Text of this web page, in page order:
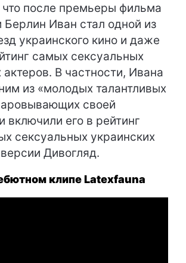
что после премьеры фильма
Иван стал одной из
украинского кино и даже
самых сексуальных
актеров. В частности, Ивана
из «молодых талантливых
своей
включили его в рейтинг
сексуальных украинских
Дивогляд.
клипе Latexfauna